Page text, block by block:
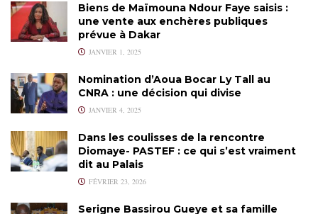
Biens de Maïmouna Ndour Faye saisis :
une vente aux enchères publiques
prévue à Dakar
JANVIER 1, 2025
Nomination d’Aoua Bocar Ly Tall au
CNRA : une décision qui divise
JANVIER 4, 2025
Dans les coulisses de la rencontre
Diomaye- PASTEF : ce qui s’est vraiment
dit au Palais
FÉVRIER 23, 2026
Serigne Bassirou Gueye et sa famille